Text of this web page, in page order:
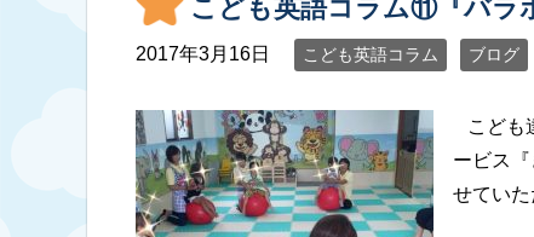
こども英語コラム⑪『バラ
2017年3月16日 こども英語コラム ブログ
こども
ービス
せていた